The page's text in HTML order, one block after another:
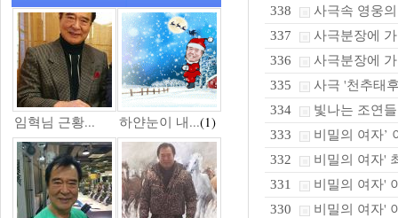
임혁님 근황... 하얀눈이 내...(1)
338 사극속 영웅
337 사극분장에
336 사극분장에
335 사극 '천추태
334 빛나는 조연
333 비밀의 여자’
332 비밀의 여자'
331 비밀의 여자'
330 비밀의 여자'